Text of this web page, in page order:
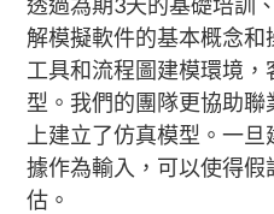
解模擬軟件的基本概念
工具和流程圖建模環境
型。我們的團隊更協助
上建立了仿真模型。一
據作為輸入，可以使得
估。